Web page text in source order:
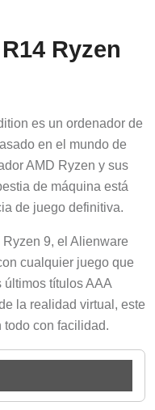
Ryzen
es un ordenador de
en el mundo de
AMD Ryzen y sus
de máquina está
de juego definitiva.
9, el Alienware
cualquier juego que
últimos títulos AAA
la realidad virtual, este
todo con facilidad.